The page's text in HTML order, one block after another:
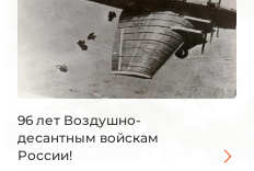
96 лет Воздушно-
десантным войскам
России!